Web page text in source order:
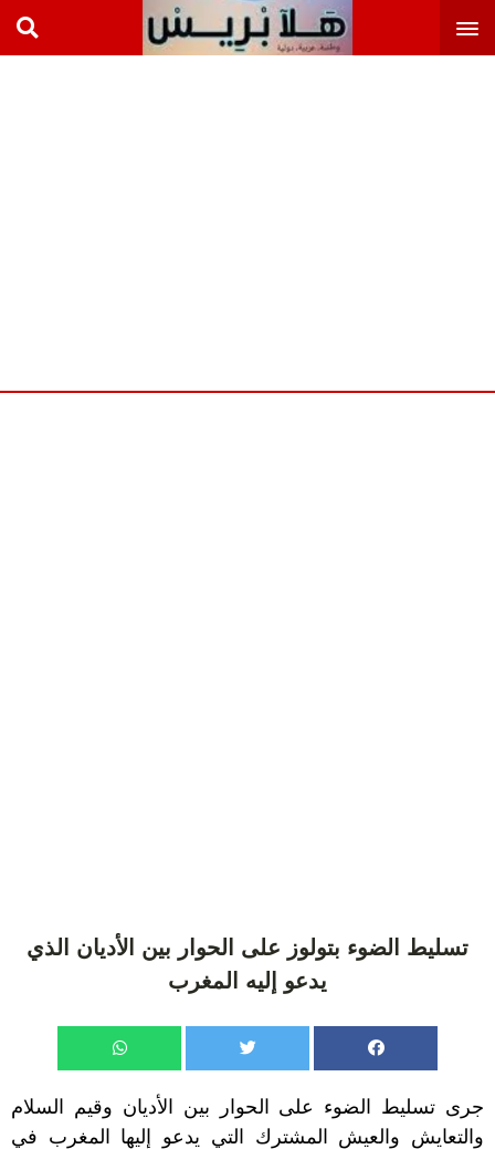
تسليط الضوء بتولوز على الحوار بين الأديان الذي
يدعو إليه المغرب
جرى تسليط الضوء على الحوار بين الأديان وقيم السلام
والتعايش والعيش المشترك التي يدعو إليها المغرب في